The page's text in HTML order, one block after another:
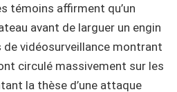
témoins affirment qu’un
avant de larguer un engin
de vidéosurveillance montrant
circulé massivement sur les
la thèse d’une attaque